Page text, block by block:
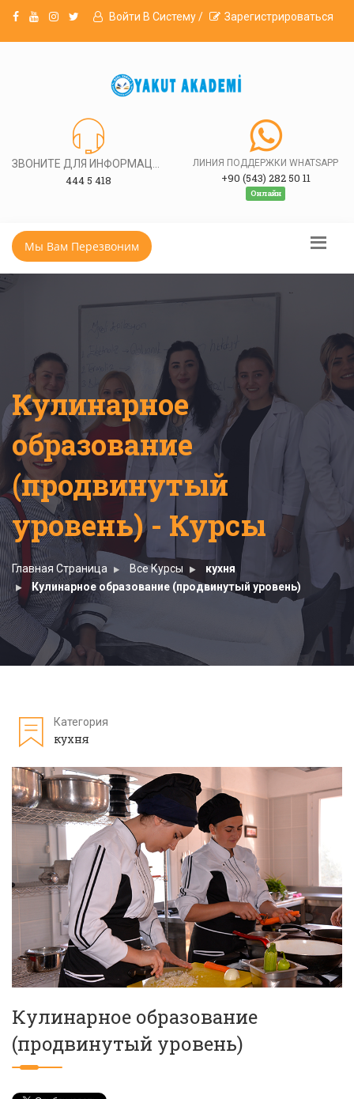
Войти В Систему / Зарегистрироваться
444 5 418
ЛИНИЯ ПОДДЕРЖКИ WHATSAPP
+90 (543) 282 50 11
Онлайн
Мы Вам Перезвоним
Кулинарное
образование
(продвинутый
уровень) - Курсы
Главная Страница Все Курсы
кухня
Кулинарное образование (продвинутый уровень)
Категория
кухня
Кулинарное образование
(продвинутый уровень)